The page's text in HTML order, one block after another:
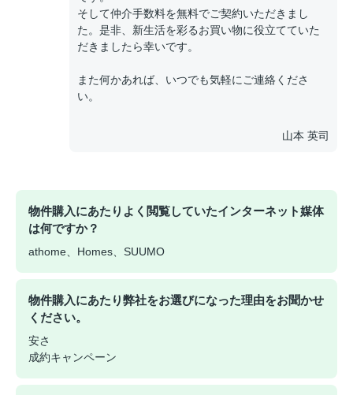
そして仲介手数料を無料でご契約いただきまし
た。是非、新生活を彩るお買い物に役立てていた
だきましたら幸いです。
また何かあれば、いつでも気軽にご連絡くださ
い。
山本 英司
物件購入にあたりよく閲覧していたインターネット媒体
は何ですか？
athome、Homes、SUUMO
物件購入にあたり弊社をお選びになった理由をお聞かせ
ください。
安さ
成約キャンペーン